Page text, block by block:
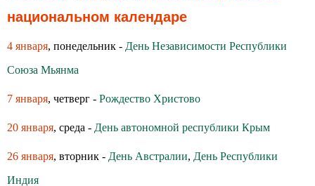
национальном календаре
4 января, понедельник - День Независимости Республики
Союза Мьянма
7 января, четверг - Рождество Христово
20 января, среда - День автономной республики Крым
26 января, вторник - День Австралии, День Республики
Индия